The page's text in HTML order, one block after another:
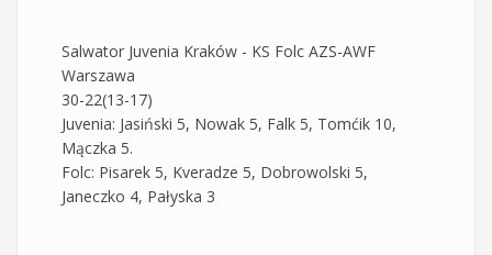
Salwator Juvenia Kraków - KS Folc AZS-AWF
Warszawa
30-22(13-17)
Juvenia: Jasiński 5, Nowak 5, Falk 5, Tomćik 10,
Mączka 5.
Folc: Pisarek 5, Kveradze 5, Dobrowolski 5,
Janeczko 4, Pałyska 3